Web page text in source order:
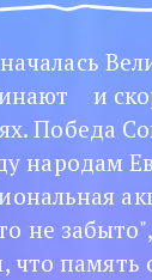
и
Победа
народам
не
что